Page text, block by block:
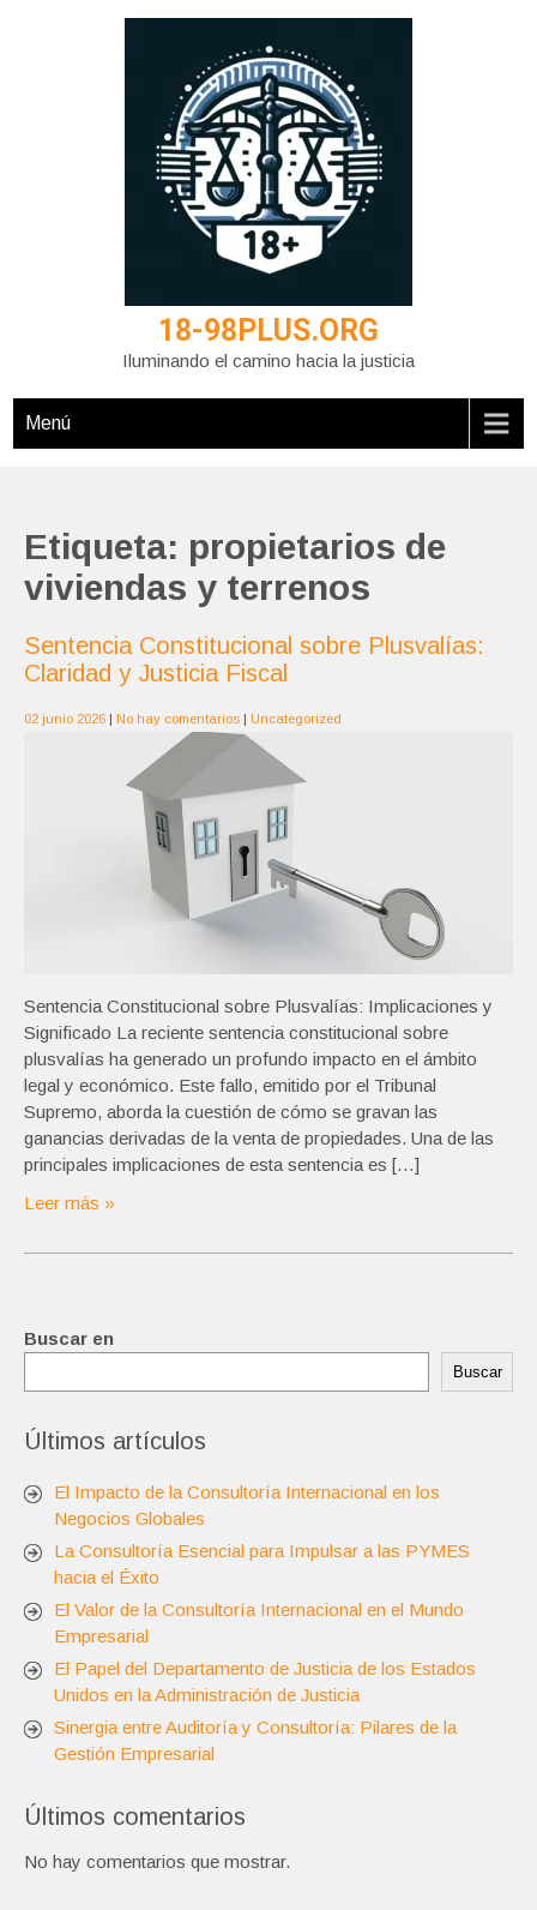
18-98PLUS.ORG
Iluminando el camino hacia la justicia
Menú
Etiqueta: propietarios de
viviendas y terrenos
Sentencia Constitucional sobre Plusvalías:
Claridad y Justicia Fiscal
02 junio 2026 | No hay comentarios | Uncategorized
Sentencia Constitucional sobre Plusvalías: Implicaciones y
Significado La reciente sentencia constitucional sobre
plusvalías ha generado un profundo impacto en el ámbito
legal y económico. Este fallo, emitido por el Tribunal
Supremo, aborda la cuestión de cómo se gravan las
ganancias derivadas de la venta de propiedades. Una de las
principales implicaciones de esta sentencia es […]
Leer más »
Buscar en
Buscar
Últimos artículos
El Impacto de la Consultoría Internacional en los
Negocios Globales
La Consultoría Esencial para Impulsar a las PYMES
hacia el Éxito
El Valor de la Consultoría Internacional en el Mundo
Empresarial
El Papel del Departamento de Justicia de los Estados
Unidos en la Administración de Justicia
Sinergia entre Auditoría y Consultoría: Pilares de la
Gestión Empresarial
Últimos comentarios
No hay comentarios que mostrar.